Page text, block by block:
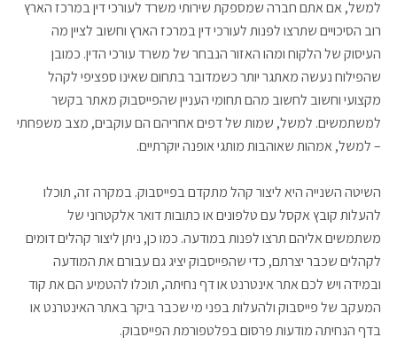
למשל, אם אתם חברה שמספקת שירותי משרד לעורכי דין במרכז הארץ
רוב הסיכויים שתרצו לפנות לעורכי דין במרכז הארץ וחשוב לציין מה
העיסוק של הלקוח ומהו האזור הנבחר של משרד עורכי הדין. כמובן
שהפילוח נעשה מאתגר יותר כשמדובר בתחום שאינו ספציפי לקהל
מקצועי וחשוב לחשוב מהם תחומי העניין שהפייסבוק מאתר בקשר
למשתמשים. למשל, שמות של דפים אחריהם הם עוקבים, מצב משפחתי
– למשל, אמהות שאוהבות מותגי אופנה יוקרתיים.
השיטה השנייה היא ליצור קהל מתקדם בפייסבוק. במקרה זה, תוכלו
להעלות קובץ אקסל עם טלפונים או כתובות דואר אלקטרוני של
משתמשים אליהם תרצו לפנות במודעה. כמו כן, ניתן ליצור קהלים דומים
לקהלים שכבר יצרתם, כדי שהפייסבוק יציג גם עבורם את המודעה
ובמידה ויש לכם אתר אינטרנט או דף נחיתה, תוכלו להטמיע הם את קוד
המעקב של פייסבוק ולהעלות בפני מי שכבר ביקר באתר האינטרנט או
בדף הנחיתה מודעות פרסום בפלטפורמת הפייסבוק.